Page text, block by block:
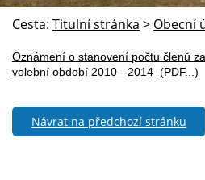
Cesta: Titulní stránka > Obecní
Oznámení o stanovení počtu členů
volební období 2010 - 2014 (PDF...)
Návrat na předchozí stránku